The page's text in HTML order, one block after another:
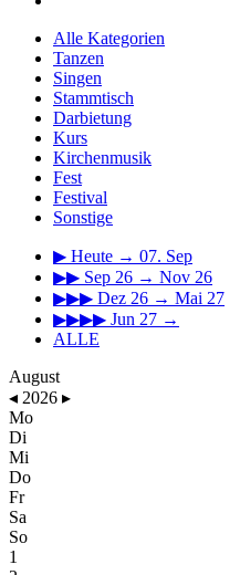
Alle Kategorien
Tanzen
Singen
Stammtisch
Darbietung
Kurs
Kirchenmusik
Fest
Festival
Sonstige
▶ Heute → 07. Sep
▶▶ Sep 26 → Nov 26
▶▶▶ Dez 26 → Mai 27
▶▶▶▶ Jun 27 →
ALLE
August
◂ 2026 ▸
Mo
Di
Mi
Do
Fr
Sa
So
1